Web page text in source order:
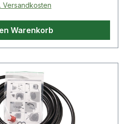
Versandkosten
Warenkorb